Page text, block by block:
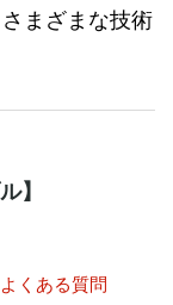
まざまな技術
】
くある質問